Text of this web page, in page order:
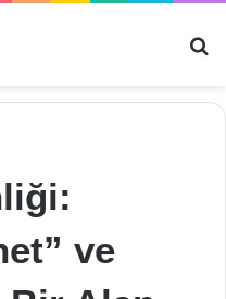
ve